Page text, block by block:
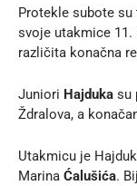
Protekle subote
svoje utakmice 11.
različita konačna
Juniori Hajduka su
Ždralova, a
Utakmicu je
Marina Ćalušića.